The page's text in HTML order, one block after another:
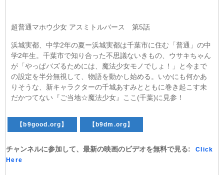
超普通マホウ少女 アスミトルバース 第5話
浜城実都、中学2年の夏ー浜城実都は千葉市に住む「普通」の中
学2年生。千葉市で知り合った不思議ないきもの、ウサキちゃん
が「やっぱバズるためには、魔法少女モノでしょ！」と今まで
の設定を半分無視して、物語を動かし始める。いかにも何かあ
りそうな、新キャラクターの千城あすみとともに巻き起こす未
だかつてない『ご当地☆魔法少女』ここ(千葉)に見参！
【b9good.org】 【b9dm.org】
チャンネルに参加して、最新の映画のビデオを無料で見る:
Click
Here